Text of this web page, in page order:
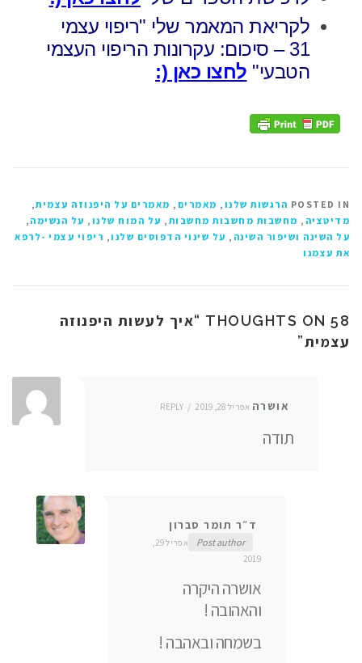
לקריאת המאמר שלי "ריפוי עצמי
31 – סיכום: עקרונות הריפוי העצמי
הטבעי" לחצו כאן (:
POSTED IN הרגשות שלנו , מאמרים , מאמרים על היפנוזה עצמית,
מדיטציה , מחשבות מחשבות מחשבות , על המוח שלנו , על הנשימה ,
על השינה ושיפור השינה , על שינוי הדפוסים שלנו , ריפוי עצמי -לרפא
את עצמנו
58 THOUGHTS ON “
איך לעשות היפנוזה
עצמית”
אושרה אפריל 28, 2019 REPLY
תודה
ד״ר תומר סברון
Post author
2019
אושרה היקרה
והאהובה !
בשמחה ובאהבה !